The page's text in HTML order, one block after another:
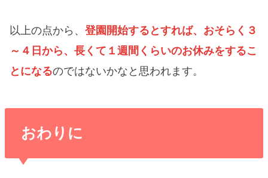
以上の点から、登園開始するとすれば、おそらく３
～４日から、長くて１週間くらいのお休みをするこ
とになるのではないかなと思われます。
おわりに